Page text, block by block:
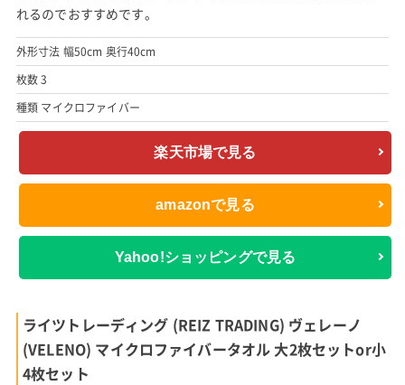
れるのでおすすめです。
外形寸法 幅50cm 奥行40cm
枚数 3
種類 マイクロファイバー
楽天市場で見る
amazonで見る
Yahoo!ショッピングで見る
ライツトレーディング (REIZ TRADING) ヴェレーノ
(VELENO) マイクロファイバータオル 大2枚セットor小
4枚セット